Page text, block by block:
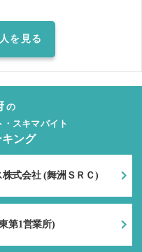
用の上、レジ・接客業務等
日でもキャンセルされた場
があるので、ご了承くださ
、できるだけ隙間ができない
さい。 ※5.就業前に必ず体
舗責任者へお伝えください
を見る
の
スキマバイト
キング
式会社 (舞洲ＳＲＣ)
第1営業所)